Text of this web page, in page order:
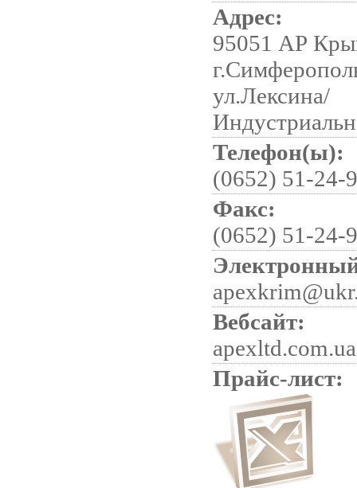
Адрес:
95051 АР
ул.Лексина/
Телефон(ы):
(0652) 51-24-
Факс:
(0652) 51-24-
Вебсайт:
apexltd.com.ua
Прайс-лист: